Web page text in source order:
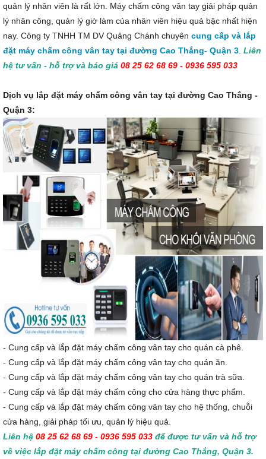
quản lý nhân viên là rất lớn. Máy chấm công vân tay giải pháp quản
lý nhân công, quản lý giờ làm của nhân viên hiệu quả bậc nhất hiện
nay. Công ty TNHH TM DV Quảng Chánh chuyên cung cấp và lắp
đặt máy chấm công vân tay tại đường Cao Thắng- Quận 3 Liên
hệ tư vấn - hỗ trợ và báo giá 08 25 62 68 69 - 0936 595 033
Dịch vụ lắp đặt máy chấm công vân tay tại đường Cao Thắng -
Quận 3:
- Cung cấp và lắp đặt máy chấm công vân tay cho quán cà phê.
- Cung cấp và lắp đặt máy chấm công vân tay cho quán ăn.
- Cung cấp và lắp đặt máy chấm công vân tay cho quán trà sữa.
- Cung cấp và lắp đặt máy chấm công cho cửa hàng thực phẩm.
- Cung cấp và lắp đặt máy chấm công vân tay cho hệ thống, chuỗi
cửa hàng, giải pháp tối ưu, quản lý hiệu quả.
Liên hệ 08 25 62 68 69 - 0936 595 033 để được tư vấn và hỗ trợ
về việc lắp đặt máy chấm công tại đường Cao Thắng, Quận 3.